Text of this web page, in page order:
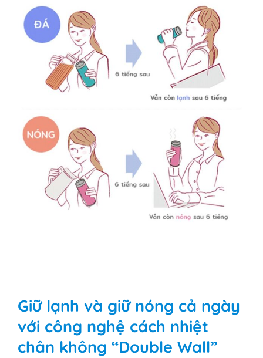
Giữ lạnh và giữ nóng cả ngày
với công nghệ cách nhiệt
chân không “Double Wall”